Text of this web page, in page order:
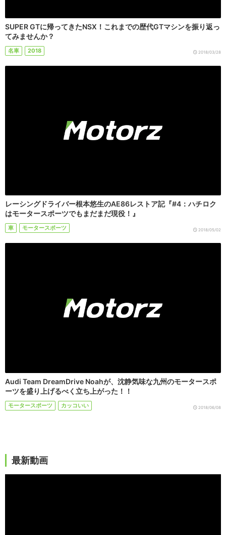
SUPER GTに帰ってきたNSX！これまでの歴代GTマシンを振り返っ
てみませんか？
名車 2018 2018/03/28
レーシングドライバー根本悠生のAE86レストア記『#4：ハチロク
はモータースポーツでもまだまだ現役！』
車 モータースポーツ 2018/05/02
Audi Team DreamDrive Noahが、沈静気味な九州のモータースポ
ーツを盛り上げるべく立ち上がった！！
モータースポーツ カッコいい 2018/06/08
最新動画